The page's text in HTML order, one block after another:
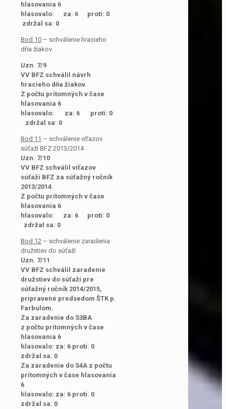
hlasovania 6
hlasovalo: za: 6 proti: 0
zdržal sa: 0
Bod 10 – schválenie hracieho
dňa žiakov
Uzn. 7/9
VV BFZ schválil návrh
hracieho dňa žiakov.
Z počtu prítomných v čase
hlasovania 6
hlasovalo: za: 6 proti: 0
zdržal sa: 0
Bod 11 – schválenie víťazov
súťaží BFZ 2013/2014
Uzn. 7/10
VV BFZ schválil víťazov
súťaží BFZ za súťažný ročník
2013/2014.
Z počtu prítomných v čase
hlasovania 6
hlasovalo: za: 6 proti: 0
zdržal sa: 0
Bod 12 – schválenie zaradenia
družstiev do súťaží
Uzn. 7/11
VV BFZ schválil zaradenie
družstiev do súťaží pre
súťažný ročník 2014/2015,
pripravené predsedom ŠTK p.
Farbulom.
Za zaradenie do S3BA
z počtu prítomných v čase
hlasovania 6
hlasovalo: za: 6 proti: 0
zdržal sa: 0
Za zaradenie do S4A z počtu
prítomných v čase hlasovania
6
hlasovalo: za: 6 proti: 0
zdržal sa: 0